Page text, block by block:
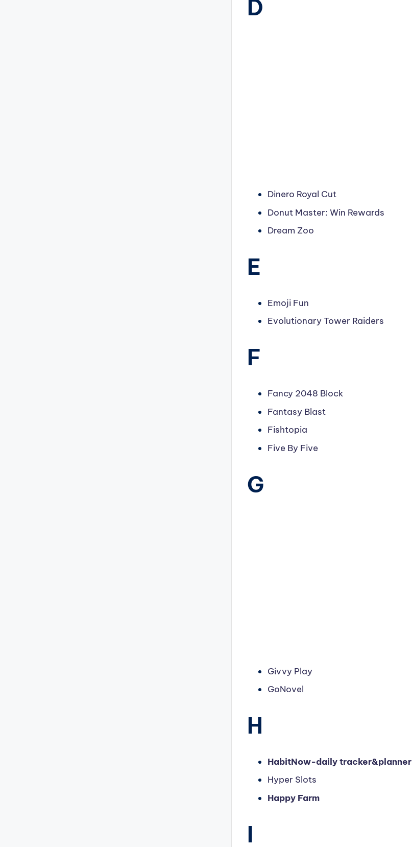
D
Dinero Royal Cut
Donut Master: Win Rewards
Dream Zoo
E
Emoji Fun
EvolutionaryTower Raiders
F
Fancy 2048 Block
Fantasy Blast
Fishtopia
Five By Five
G
Givvy Play
GoNovel
H
HabitNow-daily tracker&planner
Hyper Slots
Happy Farm
I